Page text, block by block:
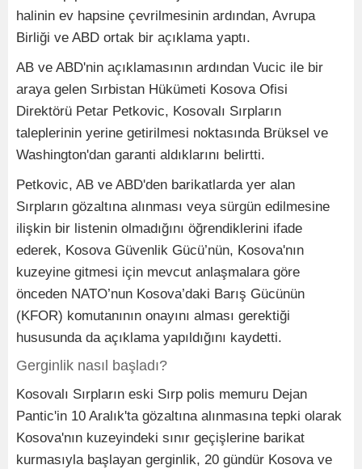
halinin ev hapsine çevrilmesinin ardından, Avrupa
Birliği ve ABD ortak bir açıklama yaptı.
AB ve ABD'nin açıklamasının ardından Vucic ile bir
araya gelen Sırbistan Hükümeti Kosova Ofisi
Direktörü Petar Petkovic, Kosovalı Sırpların
taleplerinin yerine getirilmesi noktasında Brüksel ve
Washington'dan garanti aldıklarını belirtti.
Petkovic, AB ve ABD'den barikatlarda yer alan
Sırpların gözaltına alınması veya sürgün edilmesine
ilişkin bir listenin olmadığını öğrendiklerini ifade
ederek, Kosova Güvenlik Gücü’nün, Kosova'nın
kuzeyine gitmesi için mevcut anlaşmalara göre
önceden NATO’nun Kosova’daki Barış Gücünün
(KFOR) komutanının onayını alması gerektiği
hususunda da açıklama yapıldığını kaydetti.
Gerginlik nasıl başladı?
Kosovalı Sırpların eski Sırp polis memuru Dejan
Pantic'in 10 Aralık'ta gözaltına alınmasına tepki olarak
Kosova'nın kuzeyindeki sınır geçişlerine barikat
kurmasıyla başlayan gerginlik, 20 gündür Kosova ve